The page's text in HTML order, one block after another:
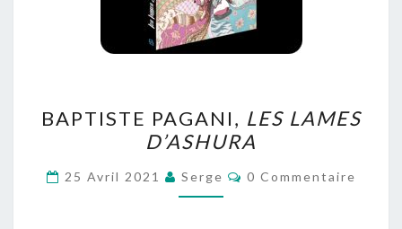
PAGANI,
LES
LAMES
D’ASHURA
BAPTISTE PAGANI, LES LAMES
D’ASHURA
25 Avril 2021 Serge Commentaires
0 Commentaire